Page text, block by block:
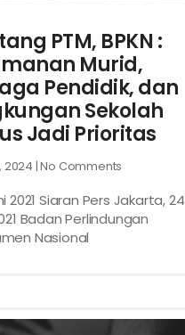
PTM, BPKN :
Murid,
Pendidik, dan
Sekolah
Jadi Prioritas
2024 No Comments
2021 Siaran Pers Jakarta, 24
Badan Perlindungan
Nasional